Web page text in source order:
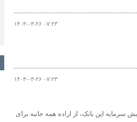
۱۴۰۳-۰۳-۲۶ ۰۷:۲۳
۱۴۰۳-۰۳-۲۶ ۰۷:۲۳
با استاندار اصفهان با اشاره به اختصاص ۱۰۰همت به افزایش سرمایه این بانک، از اراده همه جانبه برای